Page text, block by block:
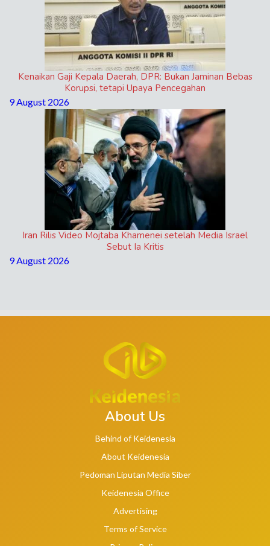
Kenaikan Gaji Kepala Daerah, DPR: Bukan Jaminan Bebas
Korupsi, tetapi Upaya Pencegahan
9 August 2026
Iran Rilis Video Mojtaba Khamenei setelah Media Israel
Sebut Ia Kritis
9 August 2026
About Us
Behind of Keidenesia
About Keidenesia
Pedoman Liputan Media Siber
Keidenesia Office
Advertising
Terms of Service